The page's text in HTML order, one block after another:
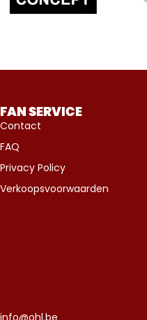
FAN SERVICE
Contact
FAQ
Privacy Policy
Verkoopsvoorwaarden
info@ohl.be